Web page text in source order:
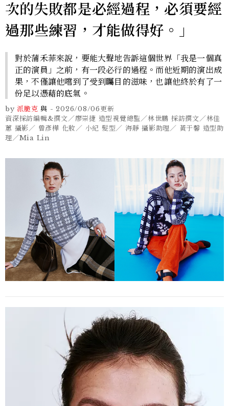
次的失敗都是必經過程，必須要經
過那些練習，才能做得好。」
對於蒲禾菲來說，要能大聲地告訴這個世界「我是一個真
正的演員」之前，有一段必行的過程。而他近期的演出成
果，不僅讓他嚐到了受到矚目的滋味，也讓他終於有了一
份足以憑藉的底氣。
by 派脆克 與 -2026/08/06更新
資深採訪編輯&撰文／廖崇捷 造型視覺總監／林世鵬 採訪撰文／林佳
蕙 攝影／ 曾彥樺 化妝／ 小紀 髮型／ 海靜 攝影助理／ 黃于馨 造型助
理／Mia Lin